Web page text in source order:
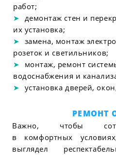
работ;
демонтаж стен и
их установка;
замена, монтаж
розеток и светильников;
монтаж, ремонт
водоснабжения и
установка дверей,
РЕМОНТ
Важно, чтобы
в комфортных
выглядел